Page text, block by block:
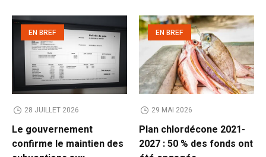
EN BREF
28 JUILLET 2026
Le gouvernement
confirme le maintien des
EN BREF
29 MAI 2026
Plan chlordécone 2021-
2027 : 50 % des fonds ont